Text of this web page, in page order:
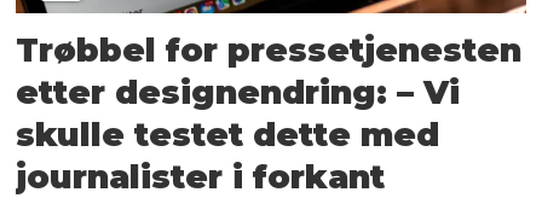
Trøbbel for presse­tjenesten
etter designendring: – Vi
skulle testet dette med
journalister i forkant